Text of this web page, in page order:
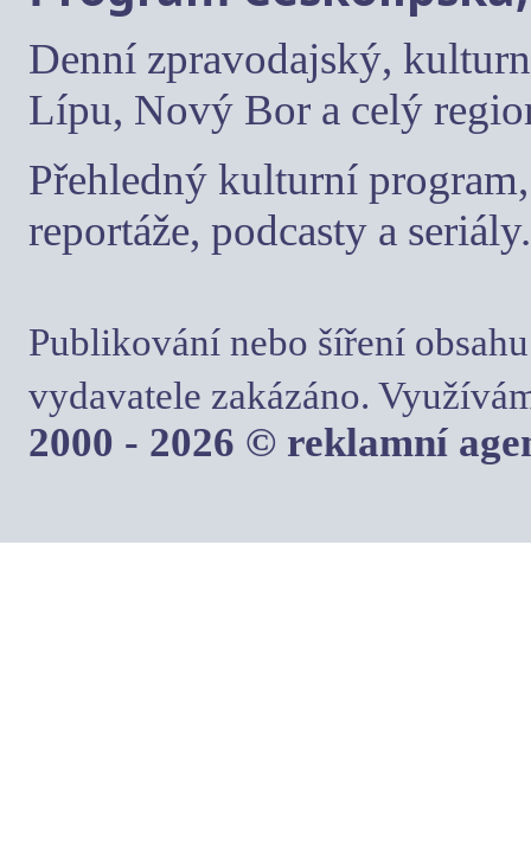
Denní zpravodajský,
Lípu, Nový Bor a celý
Přehledný kulturní
reportáže, podcasty a seriály.
Publikování nebo šíření
vydavatele zakázáno.
2000 - 2026 © reklamní